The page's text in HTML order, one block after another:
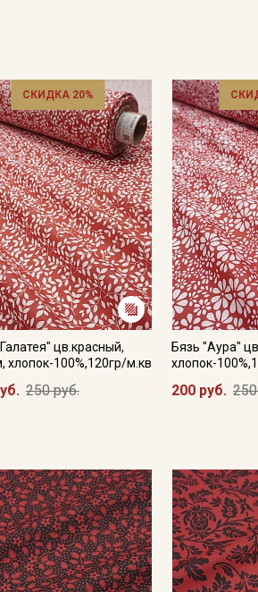
СКИДКА 20%
цв.красный,
хлопок-100%,120гр/м.кв
250 руб.
Бязь "Аура"
хлопок-
200 руб.
рассылка от
скидки до 30% на узкие
тканей